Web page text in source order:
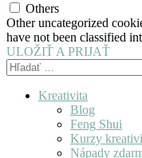
Others
Other uncategorized
have not been classified
ULOŽIŤ A PRIJAŤ
Kreativita
Blog
Feng Shui
Kurzy
Nápady